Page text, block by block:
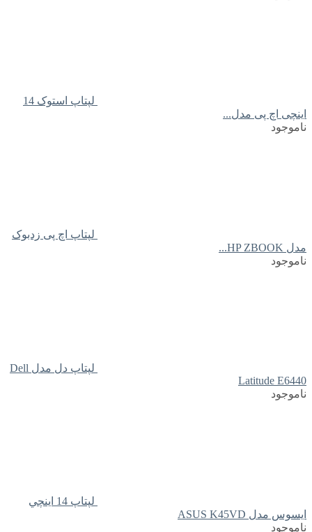
لپتاپ استوک 14
اینچی اچ پی مدل...
ناموجود
لپتاپ اچ پی زدبوک
مدل HP ZBOOK...
ناموجود
لپتاپ دل مدل Dell
Latitude E6440
ناموجود
لپتاپ 14 اينچي
ايسوس مدل ASUS K45VD
ناموجود